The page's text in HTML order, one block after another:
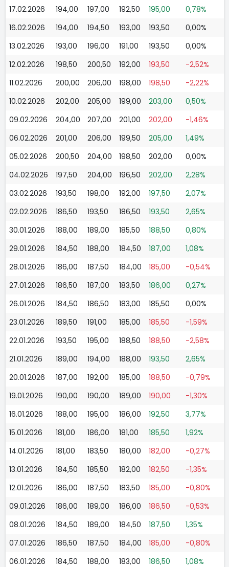
17.02.2026 194,00 197,00 192,50 195,00
0,78%
16.02.2026
194,00 194,50 193,00 193,50
0,00%
13.02.2026
193,00 196,00 191,00 193,50
0,00%
12.02.2026
198,50 200,50 192,00 193,50
-2,52%
11.02.2026
200,00 206,00 198,00 198,50
-2,22%
10.02.2026
202,00 205,00 199,00 203,00
0,50%
09.02.2026
204,00 207,00 201,00 202,00
-1,46%
06.02.2026
201,00 206,00 199,50 205,00
1,49%
05.02.2026
200,50 204,00 198,50 202,00
0,00%
04.02.2026
197,50 204,00 196,50 202,00
2,28%
03.02.2026
193,50 198,00 192,00 197,50
2,07%
02.02.2026
186,50 193,50 186,50 193,50
2,65%
30.01.2026
188,00 189,00 185,50 188,50
0,80%
29.01.2026
184,50 188,00 184,50 187,00
1,08%
28.01.2026
186,00 187,50 184,00 185,00
-0,54%
27.01.2026
186,50 187,00 183,50 186,00
0,27%
26.01.2026
184,50 186,50 183,00 185,50
0,00%
23.01.2026
189,50 191,00 185,00 185,50
-1,59%
22.01.2026
193,50 195,00 188,50 188,50
-2,58%
21.01.2026
189,00 194,00 188,00 193,50
2,65%
20.01.2026
187,00 192,00 185,00 188,50
-0,79%
19.01.2026
190,00 190,00 189,00 190,00
-1,30%
16.01.2026
188,00 195,00 186,00 192,50
3,77%
15.01.2026
181,00 186,00 181,00 185,50
1,92%
14.01.2026
181,00 183,50 180,00 182,00
-0,27%
13.01.2026
184,50 185,50 182,00 182,50
-1,35%
12.01.2026
186,00 187,50 183,50 185,00
-0,80%
09.01.2026
186,00 189,00 186,00 186,50
-0,53%
08.01.2026
184,50 189,00 184,50 187,50
1,35%
07.01.2026
186,50 187,50 184,00 185,00
-0,80%
06.01.2026
184,50 188,00 183,00 186,50
1,08%